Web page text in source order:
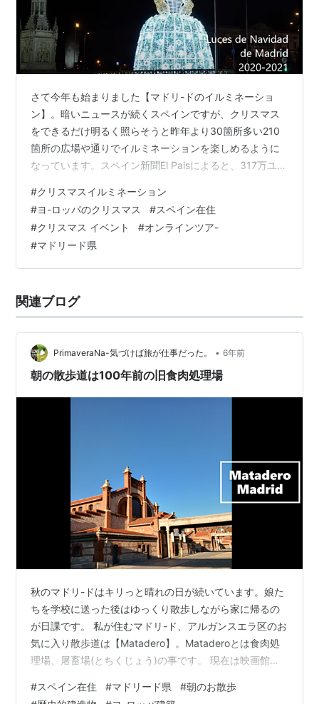
さて今年も始まりました【マドリ-ドのイルミネーショ
ン】。暗いニュースが続くスペインですが、クリスマス
をできるだけ明るく照らそうと昨年より30箇所多い210
箇所の広場や通りでイルミネーションを楽しめるように
なっています。スペイン新聞El Paisによると、317万ユ-
ちなみに昨年は308万ユ-ロの費用だったので今年はかな
り力を入れたようですね。しかし、昨年とは違い観光客
のいないマドリ-ド…。経済効果が通年より見込めない年
にそんな税金をつぎ込んで！！なんて言っても仕方があ
りません。点灯したからには楽しみましょう。 →マドリ
#クリスマスイルミネーション
#ヨ-ロッパのクリスマス #スペイン在住
#クリスマス イベント #オンラインツア-
#マドリード県
関連ブログ
PrimaveraNa-気づけば旅が仕事だった。 • 6年前
朝の散歩道は100年前の旧食肉処理場
秋のマドリ-ドはキリっと晴れの日が続いています。娘た
ちを学校に送った後はゆっくり散歩しながら家に帰るの
が日課です。 私が住むマドリ-ド、アルガンスエラ区のお
気に入り散歩道は【Matadero】。Mataderoとは食肉処
理場、屠畜場(とちくじょう)の事です。 現在は映画館や
変わり、常にアップデートされた情報を発信する最新の
#スペイン在住 #マドリード県 #朝のお散歩